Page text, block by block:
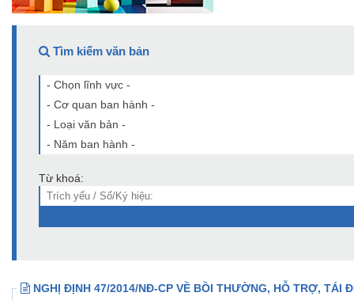
Tìm kiếm văn bản
- Chọn lĩnh vực -
- Cơ quan ban hành -
- Loại văn bản -
- Năm ban hành -
Từ khoá:
NGHỊ ĐỊNH 47/2014/NĐ-CP VỀ BỒI THƯỜNG, HỖ TRỢ, TÁI